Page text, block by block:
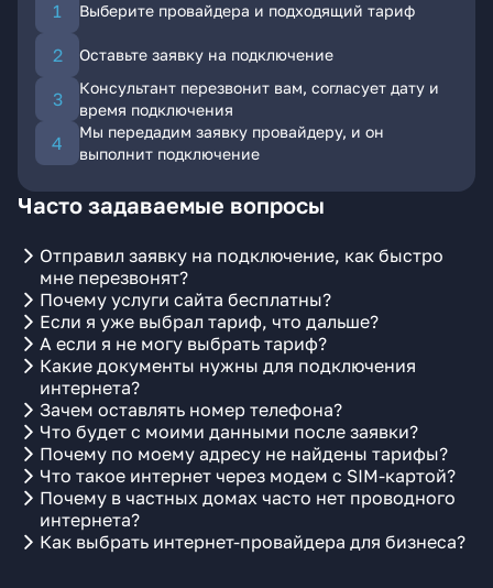
Выберите провайдера и подходящий тариф
Оставьте заявку на подключение
Консультант перезвонит вам, согласует дату и
время подключения
Мы передадим заявку провайдеру, и он
выполнит подключение
Часто задаваемые вопросы
Отправил заявку на подключение, как быстро
мне перезвонят?
Почему услуги сайта бесплатны?
Если я уже выбрал тариф, что дальше?
А если я не могу выбрать тариф?
Какие документы нужны для подключения
интернета?
Зачем оставлять номер телефона?
Что будет с моими данными после заявки?
Почему по моему адресу не найдены тарифы?
Что такое интернет через модем с SIM-картой?
Почему в частных домах часто нет проводного
интернета?
Как выбрать интернет-провайдера для бизнеса?